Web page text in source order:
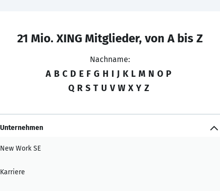
21 Mio. XING Mitglieder, von A bis Z
Nachname:
A B C D E F G H I J K L M N O P
Q R S T U V W X Y Z
Unternehmen
New Work SE
Karriere